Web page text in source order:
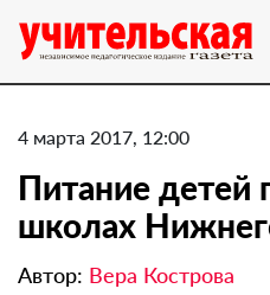
4 марта 2017, 12:00
Питание детей
школах
Автор: Вера Кострова